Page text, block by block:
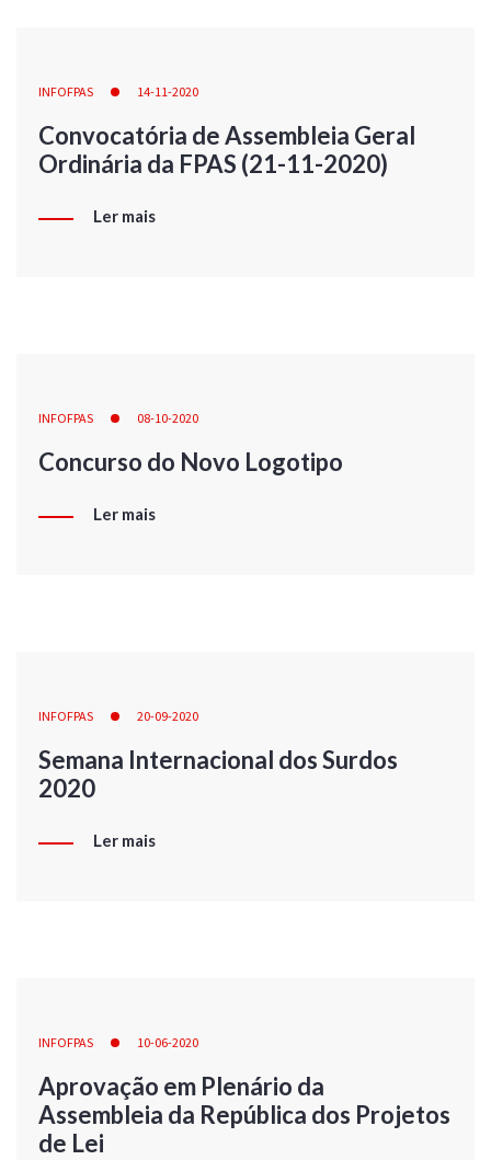
INFOFPAS 14-11-2020
Convocatória de Assembleia Geral
Ordinária da FPAS (21-11-2020)
Ler mais
INFOFPAS 08-10-2020
Concurso do Novo Logotipo
Ler mais
INFOFPAS 20-09-2020
Semana Internacional dos Surdos
2020
Ler mais
INFOFPAS 10-06-2020
Aprovação em Plenário da
Assembleia da República dos Projetos
de Lei